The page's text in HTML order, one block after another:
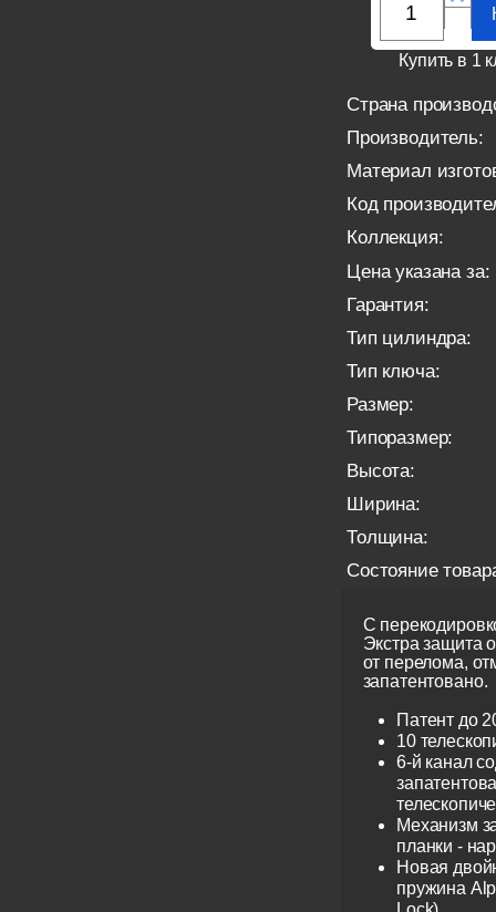
Купить в 1
Страна
Производитель:
Материал
Код
Коллекция:
Цена указана за:
Гарантия:
Тип цилиндра:
Тип ключа:
Размер:
Типоразмер:
Высота:
Ширина:
Толщина:
Состояние
С
Экстра защита
от перелома,
запатентовано.
Патент до
10
6-й канал
Механизм
планки -
Новая
пружина